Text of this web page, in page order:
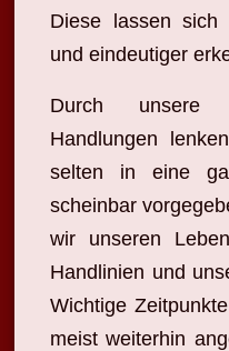
Diese lassen
und eindeutiger
Durch unsere
Handlungen
selten in eine
scheinbar
wir unseren
Handlinien und
Wichtige
meist weiterhin